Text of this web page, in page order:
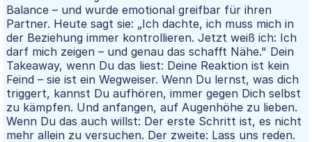
Balance – und wurde emotional greifbar für ihren
Partner. Heute sagt sie: „Ich dachte, ich muss mich in
der Beziehung immer kontrollieren. Jetzt weiß ich: Ich
darf mich zeigen – und genau das schafft Nähe." Dein
Takeaway, wenn Du das liest: Deine Reaktion ist kein
Feind – sie ist ein Wegweiser. Wenn Du lernst, was dich
triggert, kannst Du aufhören, immer gegen Dich selbst
zu kämpfen. Und anfangen, auf Augenhöhe zu lieben.
Wenn Du das auch willst: Der erste Schritt ist, es nicht
mehr allein zu versuchen. Der zweite: Lass uns reden.